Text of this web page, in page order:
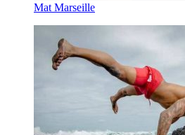
Mat Marseille